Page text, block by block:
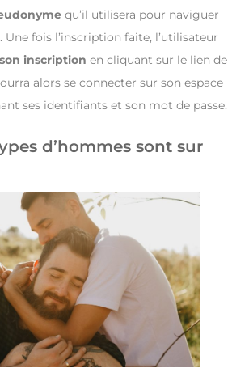
qu’il utilisera pour naviguer
fois l’inscription faite, l’utilisateur
inscription en cliquant sur le lien de
alors se connecter sur son espace
ses identifiants et son mot de passe.
d’hommes sont sur